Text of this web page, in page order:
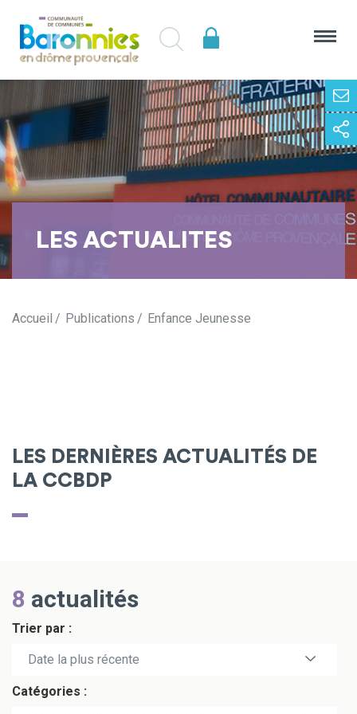
LES ACTUALITES
Accueil Publications Enfance Jeunesse
LES DERNIÈRES ACTUALITÉS DE
LA CCBDP
8 actualités
Trier par :
Date la plus récente
Date la plus ancienne
Catégories :